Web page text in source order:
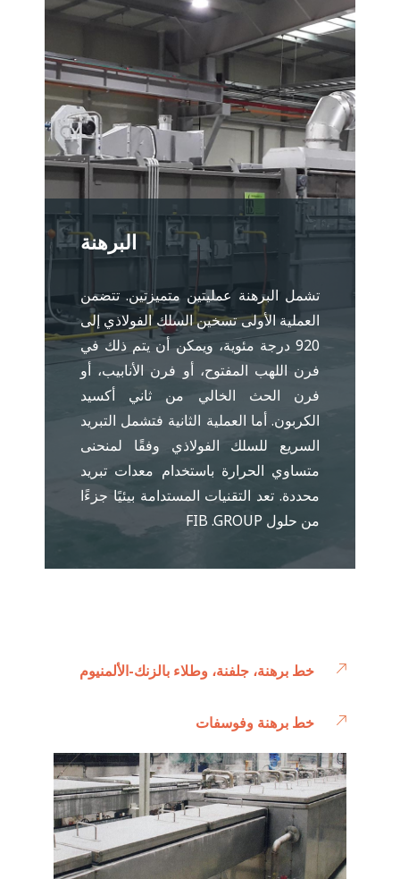
البرهنة
تشمل البرهنة عمليتين متميزتين. تتضمن
العملية الأولى تسخين السلك الفولاذي إلى
920 درجة مئوية، ويمكن أن يتم ذلك في
فرن اللهب المفتوح، أو فرن الأنابيب، أو
فرن الحث الخالي من ثاني أكسيد
الكربون. أما العملية الثانية فتشمل التبريد
السريع للسلك الفولاذي وفقًا لمنحنى
متساوي الحرارة باستخدام معدات تبريد
محددة. تعد التقنيات المستدامة بيئيًا جزءًا
من حلول FIB .GROUP
خط برهنة، جلفنة، وطلاء بالزنك-الألمنيوم
خط برهنة وفوسفات